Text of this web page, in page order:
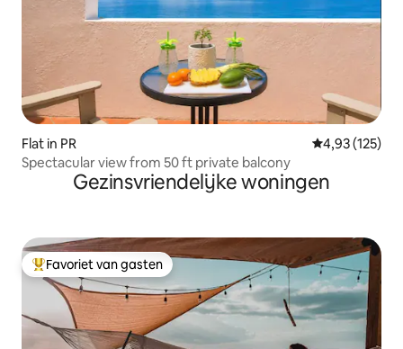
Flat in PR Gemiddelde
4,93 (125)
Spectacular view from 50 ft private balcony
Gezinsvriendelijke woningen
Topfavoriet van gasten
Favoriet van gasten